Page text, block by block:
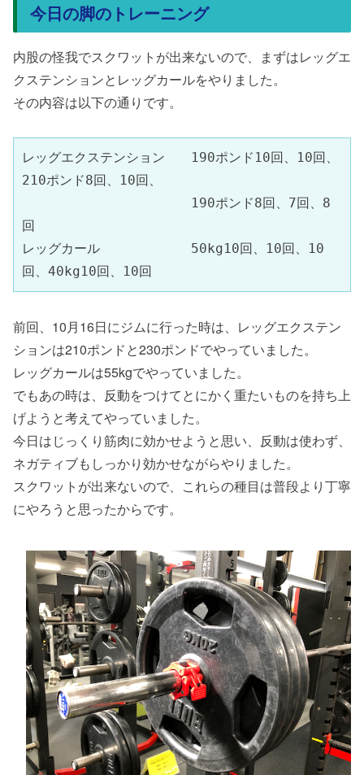
今日の脚のトレーニング
内股の怪我でスクワットが出来ないので、まずはレッグエ
クステンションとレッグカールをやりました。
その内容は以下の通りです。
レッグエクステンション　　190ポンド10回、10回、
210ポンド8回、10回、
190ポンド8回、7回、8
回
レッグカール　　　　　　　50kg10回、10回、10
回、40kg10回、10回
前回、10月16日にジムに行った時は、レッグエクステン
ションは210ポンドと230ポンドでやっていました。
レッグカールは55kgでやっていました。
でもあの時は、反動をつけてとにかく重たいものを持ち上
げようと考えてやっていました。
今日はじっくり筋肉に効かせようと思い、反動は使わず、
ネガティブもしっかり効かせながらやりました。
スクワットが出来ないので、これらの種目は普段より丁寧
にやろうと思ったからです。